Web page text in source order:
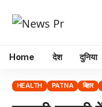
Home देश दुनिया
HEALTH PATNA बिहार